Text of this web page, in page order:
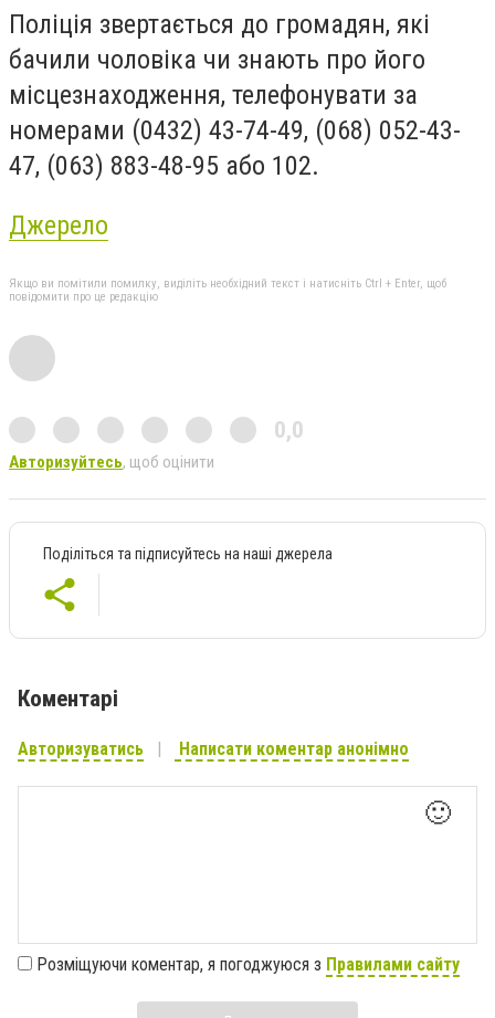
Поліція звертається до громадян, які
бачили чоловіка чи знають про його
місцезнаходження, телефонувати за
номерами (0432) 43-74-49, (068) 052-43-
47, (063) 883-48-95 або 102.
Джерело
Якщо ви помітили помилку, виділіть необхідний текст і натисніть Ctrl + Enter, щоб
повідомити про це редакцію
0,0
Авторизуйтесь, щоб оцінити
Поділіться та підписуйтесь на наші джерела
Коментарі
Авторизуватись Написати коментар анонімно
🙂
Розміщуючи коментар, я погоджуюся з Правилами сайту